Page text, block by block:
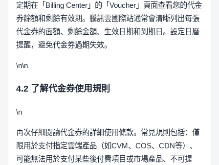
定期在「Billing Center」的「Voucher」頁面查看您的代金
券餘額和剩餘有效期。騰訊雲國際站通常會清晰列出每張
代金券的面額、剩餘金額、生效日期和到期日。設定日曆
提醒，避免代金券過期失效。
\n\n
4.2 了解代金券使用規則
\n
再次仔細閱讀代金券的詳細使用條款。常見規則包括：僅
限用於支付指定雲端產品（如CVM、COS、CDN等）、
可能無法用於支付某些後付費項目或市場產品、不可提